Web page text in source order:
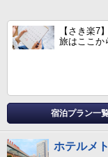
【さき楽7
旅はここか
宿泊プラン一
ホテルメ